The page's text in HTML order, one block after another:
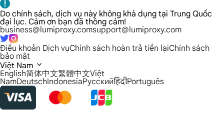
Do chính sách, dịch vụ này không khả dụng tại Trung Quốc
đại lục. Cảm ơn bạn đã thông cảm!
business@lumiproxy.comsupport@lumiproxy.com
Điều khoản Dịch vụChính sách hoàn trả tiền lạiChính sách
bảo mật
Việt Nam
English简体中文繁體中文Việt
NamDeutschIndonesiaРусскийहिंदीPortuguês